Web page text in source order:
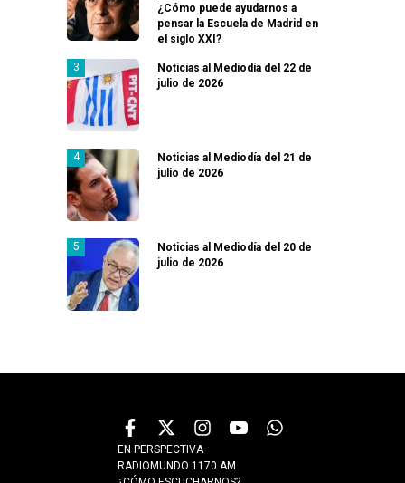
¿Cómo puede ayudarnos a
pensar la Escuela de Madrid en
el siglo XXI?
Noticias al Mediodía del 22 de
julio de 2026
Noticias al Mediodía del 21 de
julio de 2026
Noticias al Mediodía del 20 de
julio de 2026
EN PERSPECTIVA
RADIOMUNDO 1170 AM